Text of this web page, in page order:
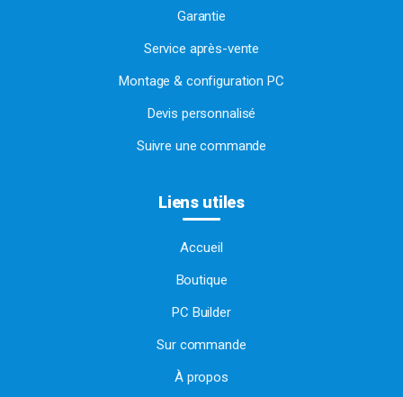
Garantie
Service après-vente
Montage & configuration PC
Devis personnalisé
Suivre une commande
Liens utiles
Accueil
Boutique
PC Builder
Sur commande
À propos